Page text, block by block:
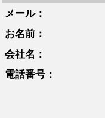
メール：
お名前：
会社名：
電話番号：